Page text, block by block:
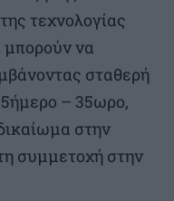
τεχνολογίας
μπορούν να
σταθερή
– 35ωρο,
στην
συμμετοχή στην